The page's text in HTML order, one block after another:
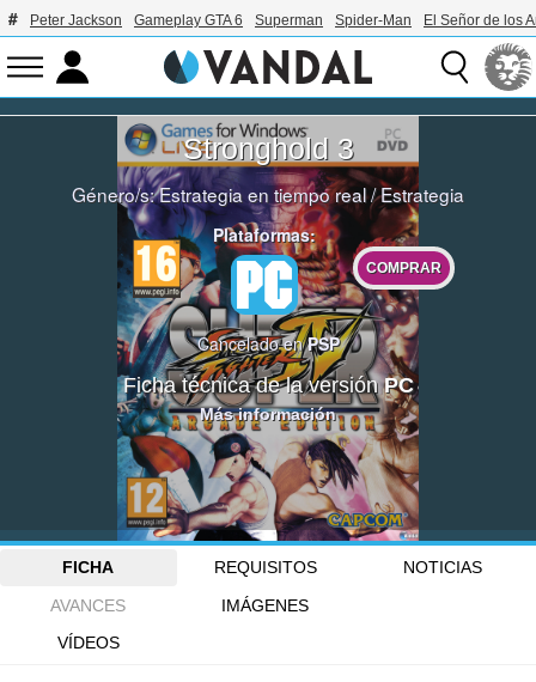
Peter Jackson Gameplay GTA 6 Superman Spider-Man El Señor de los
Stronghold 3
Género/s:Estrategia en tiempo real/Estrategia
Plataformas:
COMPRAR
Cancelado enPSP
Ficha técnica de la versiónPC
Más información
FICHA REQUISITOS
NOTICIAS
AVANCES
IMÁGENES
VÍDEOS